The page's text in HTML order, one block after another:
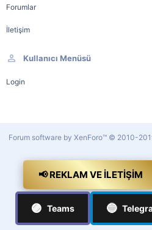
Forumlar
İletişim
Kullanıcı Menüsü
Login
Forum software by XenForo™ © 2010-
📢 REKLAM VE İLETIŞIM
🟣 Teams 🔵